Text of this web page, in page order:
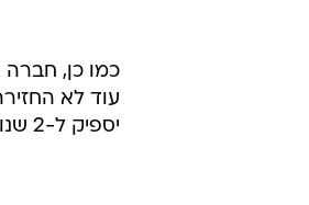
כמו כן, חברה
יספיק ל-2 שנות פעילות.